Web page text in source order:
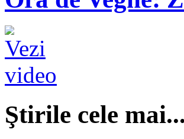
Ştirile cele mai...